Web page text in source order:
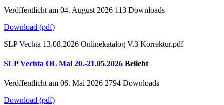
Veröffentlicht am 04. August 2026 113 Downloads
Download (pdf)
SLP Vechta 13.08.2026 Onlinekatalog V.3 Korrektur.pdf
SLP Vechta OL Mai 20.-21.05.2026 Beliebt
Veröffentlicht am 06. Mai 2026 2794 Downloads
Download (pdf)